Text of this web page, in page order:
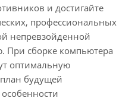
и достигайте
профессиональных
непревзойденной
При сборке компьютера
оптимальную
будущей